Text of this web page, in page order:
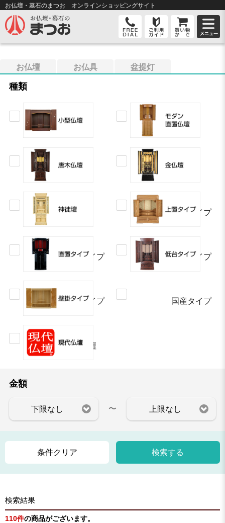
お仏壇・墓石のまつお オンラインショッピングサイト
お仏壇 お仏具 盆提灯
種類
上置タイプ
直置タイプ 低台タイプ
壁掛タイプ 国産タイプ
現代仏壇
金額
下限なし 〜 上限なし
条件クリア 検索する
検索結果
110件の商品がございます。